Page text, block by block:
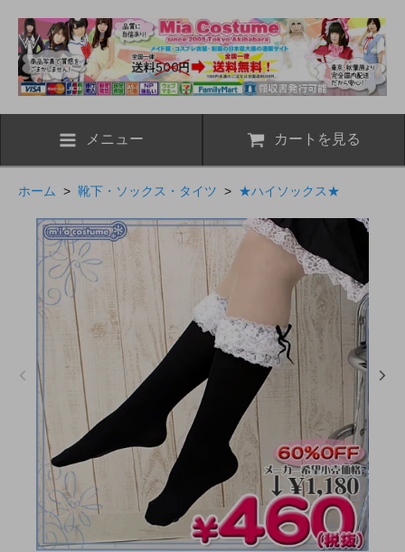
メニュー カートを見る
ホーム > 靴下・ソックス・タイツ > ★ハイソックス★